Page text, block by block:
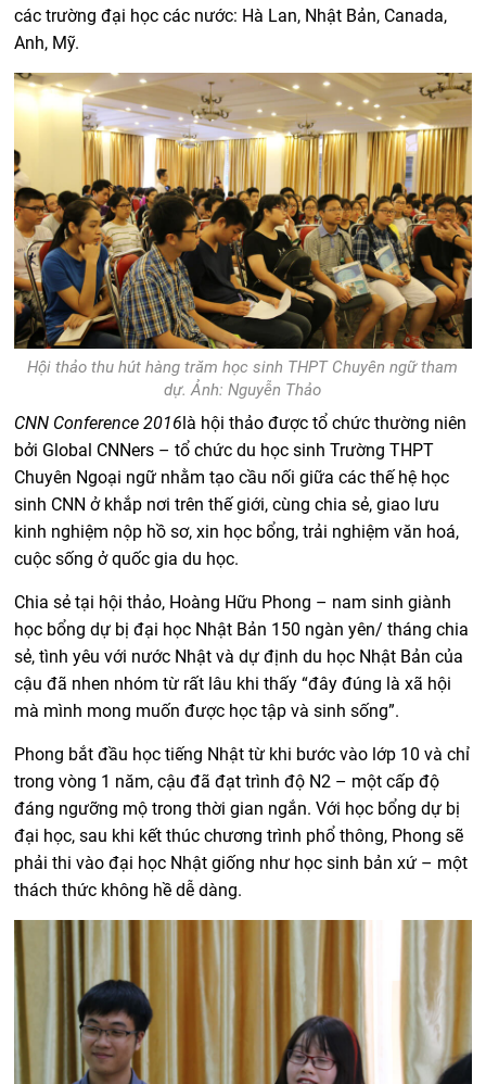
các trường đại học các nước: Hà Lan, Nhật Bản, Canada,
Anh, Mỹ.
Hội thảo thu hút hàng trăm học sinh THPT Chuyên ngữ tham
dự. Ảnh: Nguyễn Thảo
CNN Conference 2016là hội thảo được tổ chức thường niên
bởi Global CNNers – tổ chức du học sinh Trường THPT
Chuyên Ngoại ngữ nhằm tạo cầu nối giữa các thế hệ học
sinh CNN ở khắp nơi trên thế giới, cùng chia sẻ, giao lưu
kinh nghiệm nộp hồ sơ, xin học bổng, trải nghiệm văn hoá,
cuộc sống ở quốc gia du học.
Chia sẻ tại hội thảo, Hoàng Hữu Phong – nam sinh giành
học bổng dự bị đại học Nhật Bản 150 ngàn yên/ tháng chia
sẻ, tình yêu với nước Nhật và dự định du học Nhật Bản của
cậu đã nhen nhóm từ rất lâu khi thấy “đây đúng là xã hội
mà mình mong muốn được học tập và sinh sống”.
Phong bắt đầu học tiếng Nhật từ khi bước vào lớp 10 và chỉ
trong vòng 1 năm, cậu đã đạt trình độ N2 – một cấp độ
đáng ngưỡng mộ trong thời gian ngắn. Với học bổng dự bị
đại học, sau khi kết thúc chương trình phổ thông, Phong sẽ
phải thi vào đại học Nhật giống như học sinh bản xứ – một
thách thức không hề dễ dàng.